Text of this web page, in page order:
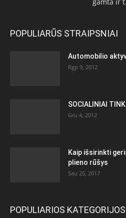
POPULIARŪS STRAIPSNIAI
Automobilio
Rgp 9, 2012
SOCIALINIAI
Gru 4, 2012
Kaip išsirinkti
plieno rūšys
Sau 25, 2017
POPULIARIOS KATEGORIJOS